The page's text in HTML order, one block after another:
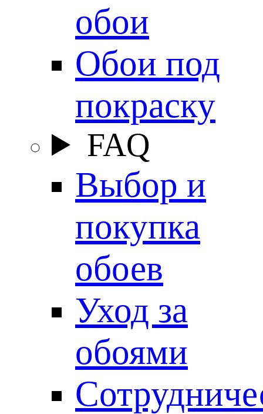
обои
Обои под
покраску
FAQ
Выбор и
покупка
обоев
Уход за
обоями